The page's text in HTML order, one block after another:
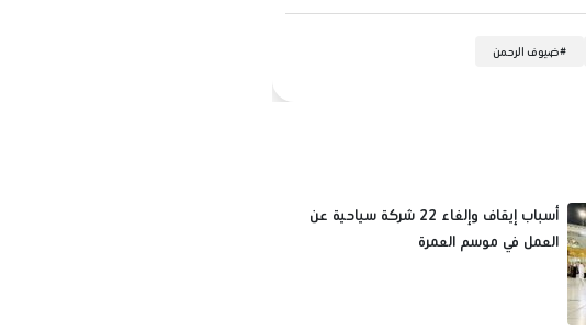
#ضيوف الرحمن
أسباب إيقاف وإلغاء 22 شركة سياحية عن
العمل في موسم العمرة